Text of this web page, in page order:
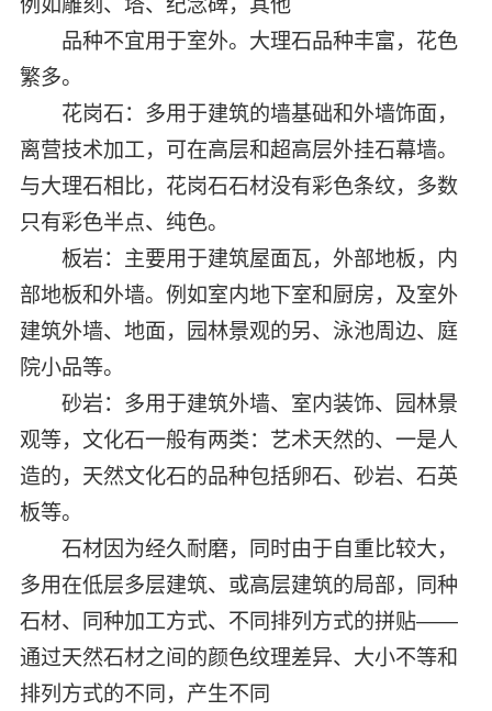
例如雕刻、塔、纪念碑，其他
品种不宜用于室外。大理石品种丰富，花色
繁多。
花岗石：多用于建筑的墙基础和外墙饰面，
离营技术加工，可在高层和超高层外挂石幕墙。
与大理石相比，花岗石石材没有彩色条纹，多数
只有彩色半点、纯色。
板岩：主要用于建筑屋面瓦，外部地板，内
部地板和外墙。例如室内地下室和厨房，及室外
建筑外墙、地面，园林景观的另、泳池周边、庭
院小品等。
砂岩：多用于建筑外墙、室内装饰、园林景
观等，文化石一般有两类：艺术天然的、一是人
造的，天然文化石的品种包括卵石、砂岩、石英
板等。
石材因为经久耐磨，同时由于自重比较大，
多用在低层多层建筑、或高层建筑的局部，同种
石材、同种加工方式、不同排列方式的拼贴——
通过天然石材之间的颜色纹理差异、大小不等和
排列方式的不同，产生不同